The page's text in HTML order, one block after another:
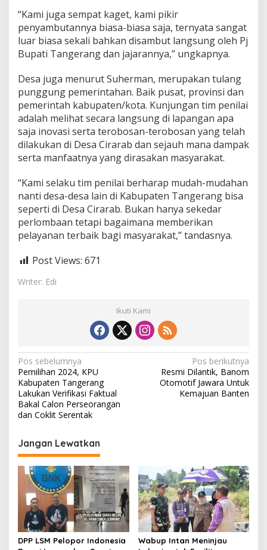
“Kami juga sempat kaget, kami pikir
penyambutannya biasa-biasa saja, ternyata sangat
luar biasa sekali bahkan disambut langsung oleh Pj
Bupati Tangerang dan jajarannya,” ungkapnya.
Desa juga menurut Suherman, merupakan tulang
punggung pemerintahan. Baik pusat, provinsi dan
pemerintah kabupaten/kota. Kunjungan tim penilai
adalah melihat secara langsung di lapangan apa
saja inovasi serta terobosan-terobosan yang telah
dilakukan di Desa Cirarab dan sejauh mana dampak
serta manfaatnya yang dirasakan masyarakat.
“Kami selaku tim penilai berharap mudah-mudahan
nanti desa-desa lain di Kabupaten Tangerang bisa
seperti di Desa Cirarab. Bukan hanya sekedar
perlombaan tetapi bagaimana memberikan
pelayanan terbaik bagi masyarakat,” tandasnya.
Post Views: 671
Writer: Edi
Ikuti Kami
N
a
v
i
a
s
p
o
s
Pos sebelumnya
Pemilihan 2024, KPU
Kabupaten Tangerang
Lakukan Verifikasi Faktual
Bakal Calon Perseorangan
dan Coklit Serentak
Pos berikutnya
Resmi Dilantik, Banom
Otomotif Jawara Untuk
Kemajuan Banten
Jangan Lewatkan
DPP LSM Pelopor Indonesia
Wabup Intan Meninjau